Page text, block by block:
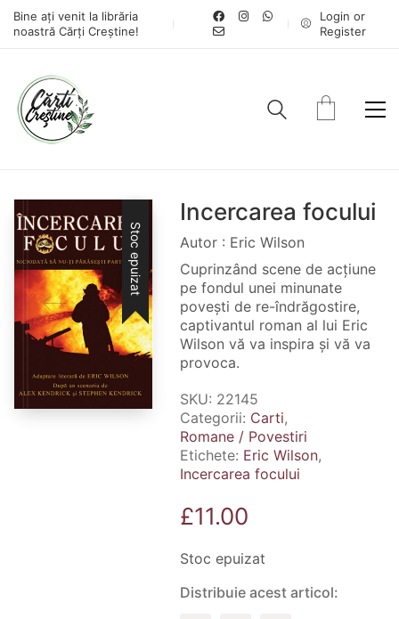
Bine ați venit la librăria
noastră Cărți Creștine!
Login or
Register
Stoc epuizat
Incercarea focului
Autor : Eric Wilson
Cuprinzând scene de acțiune
pe fondul unei minunate
povești de re-îndrăgostire,
captivantul roman al lui Eric
Wilson vă va inspira și vă va
provoca.
SKU: 22145
Categorii: Carti,
Romane / Povestiri
Etichete: Eric Wilson,
Incercarea focului
£11.00
Stoc epuizat
Distribuie acest articol: